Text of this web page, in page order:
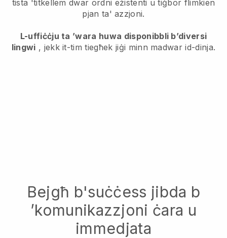
tista 'titkellem dwar ordni eżistenti u tiġbor flimkien
pjan ta' azzjoni.
L-uffiċċju ta ’wara huwa disponibbli b’diversi
lingwi , jekk it-tim tiegħek jiġi minn madwar id-dinja.
Bejgħ b'suċċess jibda b
’komunikazzjoni ċara u
immedjata